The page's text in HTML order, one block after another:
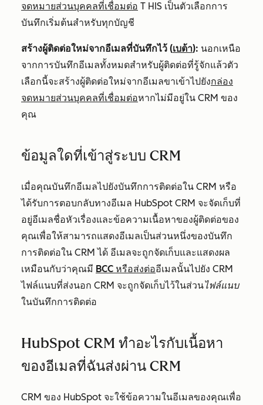
จดหมายส่วนบุคคลที่เชื่อมต่อ T HIS เป็นตัวเลือกการ
บันทึกเริ่มต้นสำหรับทุกบัญชี
สร้างผู้ติดต่อใหม่จากอีเมลที่บันทึกไว้ (เบต้า): นอกเหนือ
จากการบันทึกอีเมลทั้งหมดสำหรับผู้ติดต่อที่รู้จักแล้วตัว
เลือกนี้จะสร้างผู้ติดต่อใหม่จากอีเมลขาเข้าไปยังกล่อง
จดหมายส่วนบุคคลที่เชื่อมต่อหากไม่มีอยู่ใน CRM ของ
คุณ
ข้อมูลใดที่เข้าสู่ระบบ CRM
เมื่อคุณบันทึกอีเมลไปยังบันทึกการติดต่อใน CRM หรือ
ได้รับการตอบกลับทางอีเมล HubSpot CRM จะจัดเก็บที่
อยู่อีเมลชื่อหัวเรื่องและข้อความเนื้อหาของผู้ติดต่อของ
คุณเพื่อให้สามารถแสดงอีเมลเป็นส่วนหนึ่งของบันทึก
การติดต่อใน CRM ได้ อีเมลจะถูกจัดเก็บและแสดงผล
เหมือนกับว่าคุณมี BCC หรือส่งต่ออีเมลนั้นไปยัง CRM
ไฟล์แนบที่ส่งนอก CRM จะถูกจัดเก็บไว้ในส่วนไฟล์แนบ
ในบันทึกการติดต่อ
HubSpot CRM ทำอะไรกับเนื้อหา
ของอีเมลที่ฉันส่งผ่าน CRM
CRM ของ HubSpot จะใช้ข้อความในอีเมลของคุณเพื่อ